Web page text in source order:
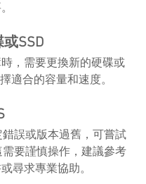
SSD
，需要更換新的硬碟或
適合的容量和速度。
錯誤或版本過舊，可嘗試
需要謹慎操作，建議參考
尋求專業協助。